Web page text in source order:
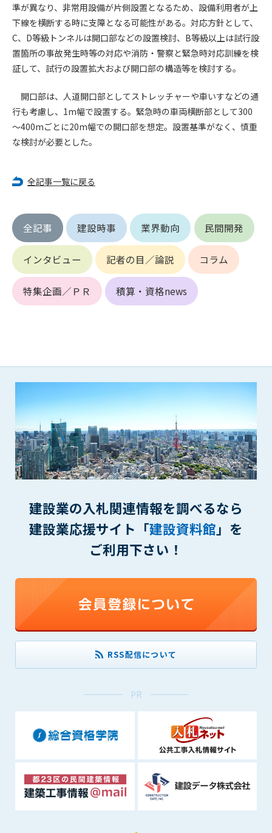
準が異なり、非常用設備が片側設置となるため、設備利用者が上
下線を横断する時に支障となる可能性がある。対応方針として、
C、D等級トンネルは開口部などの設置検討、B等級以上は試行設
置箇所の事故発生時等の対応や消防・警察と緊急時対応訓練を検
証して、試行の設置拡大および開口部の構造等を検討する。
開口部は、人道開口部としてストレッチャーや車いすなどの通
行も考慮し、1m幅で設置する。緊急時の車両横断部として300
～400mごとに20m幅での開口部を想定。設置基準がなく、慎重
な検討が必要とした。
全記事一覧に戻る
全記事 建設時事 業界動向 民間開発
インタビュー 記者の目／論説 コラム
特集企画／ＰＲ 積算・資格news
建設業の入札関連情報を調べるなら
建設業応援サイト「建設資料館」を
ご利用下さい！
RSS配信について
PR
第5条（IDおよびパスワードの管理）
1. 会員は申込の際に管理者が発行したIDおよびパスワードの使
用および管理について責任を負うものとします。
2. 会員は、自己のIDおよびパスワードを、貸与、譲渡、売買、
その他形態を問わず、第三者に利用させることはできませ
3. 会員は、IDおよびパスワードの管理不十分、使用上の過誤、
第三者（他の会員を含む）の使用等による損害について責任
を負うものとし、管理者は一切責任を負いません。
す。
る行為
(2) 第三者または管理者の財産、プライバシー等を侵害する行
(3) 第三者または管理者を誹謗中傷する行為
(4) 有害なコンピュータプログラム等を送信又は書き込む行為
(5) 第三者に不利益を与える行為
(6) 管理者が承認していない営利を目的とした行為
(7) 公序良俗に反する行為
を、営利を目的として第三者に転売し、または転売のため
第7条（登録内容の削除）
管理者は、会員が登録した内容が以下に該当する、またはその
恐れのあるものは、会員の承諾なく削除できるものとします。
(1) 登録されている情報が、第6条の定める禁止事項に該当する
と管理者が、判断した場合
(2) 建設資料館の運営および保守管理上、必要と判断した場合
(4) その他、管理者が不適当と判断した場合
第8条（サービスの変更・中止等）
管理者は、会員の承諾なく、本サービス内容の変更(新規追加、
廃止を含み)し、本サービスの運営を中止または廃止することが
被った損害について管理者は､一切の責任をも負わないものと
します。
第9条（会員の個人情報）
会員の氏名、住所、性別、年齢、メールアドレスその他本サー
ビスの提供に関連して管理者が知り得た会員の個人情報（以下
個人情報といいます）について、管理者は、以下の各号に該当
する場合を除き、第三者に開示または提供しないものとしま
(1) 会員が、自己の個人情報の開示に事前に同意している場合
(2) 個々の会員を特定できない統計的な処理をした形式で第三
(3) 第三者および管理者の権利、財産、安全等を保護するため
に必要であると管理者が判断した場合
第10条（免責事項）